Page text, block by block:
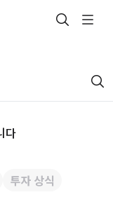
다
투자 상식